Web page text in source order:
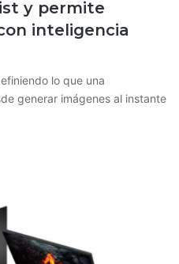
y permite
inteligencia
lo que una
generar imágenes al instante